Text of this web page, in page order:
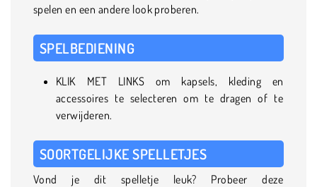
spelen en een andere look proberen.
SPELBEDIENING
KLIK MET LINKS om kapsels, kleding en
accessoires te selecteren om te dragen of te
verwijderen.
SOORTGELIJKE SPELLETJES
Vond je dit spelletje leuk? Probeer deze